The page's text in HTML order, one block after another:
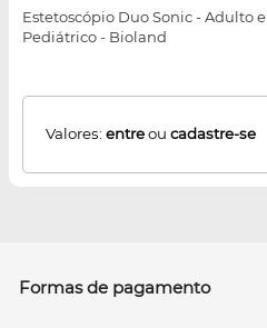
Estetoscópio Duo Sonic - Adulto e
Pediátrico - Bioland
Valores: entreou cadastre-se
Formas de pagamento